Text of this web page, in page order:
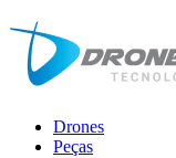
Drones
Peças